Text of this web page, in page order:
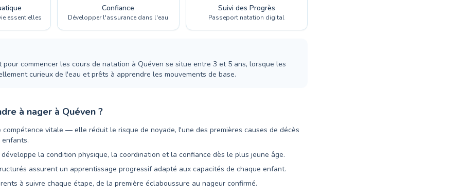
essentielles
Confiance
Développer l'assurance dans l'eau
Suivi des Progrès
Passeport natation digital
pour commencer les cours de natation à Quéven se situe entre 3 et 5 ans, lorsque les
curieux de l'eau et prêts à apprendre les mouvements de base.
à nager à Quéven ?
vitale — elle réduit le risque de noyade, l'une des premières causes de décès
la condition physique, la coordination et la confiance dès le plus jeune âge.
assurent un apprentissage progressif adapté aux capacités de chaque enfant.
à suivre chaque étape, de la première éclaboussure au nageur confirmé.